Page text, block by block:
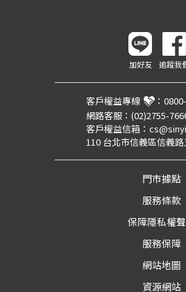
加好友 追蹤我
客戶權益專線 ：
網路客服： (02)2755-
客戶權益信箱：
110 台北市信義區信義
門市據點
服務條款
保障隱私權
服務保障
網站地圖
資源網站